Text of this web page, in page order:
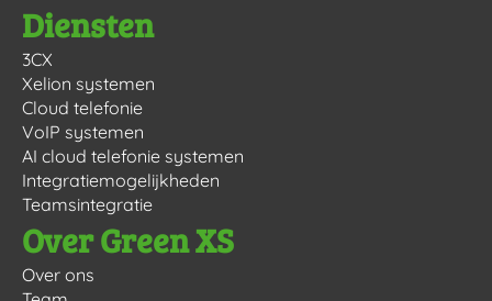
Diensten
3CX
Xelion systemen
Cloud telefonie
VoIP systemen
AI cloud telefonie systemen
Integratiemogelijkheden
Teamsintegratie
Over Green XS
Over ons